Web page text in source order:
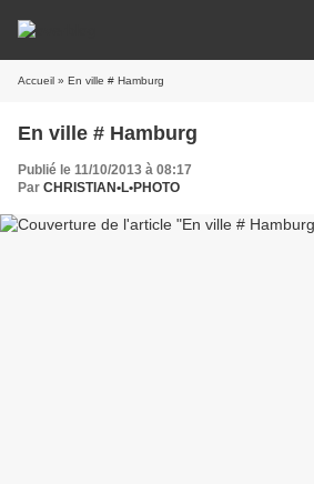
Accueil » En ville # Hamburg
En ville # Hamburg
Publié le 11/10/2013 à 08:17
Par CHRISTIAN•L•PHOTO